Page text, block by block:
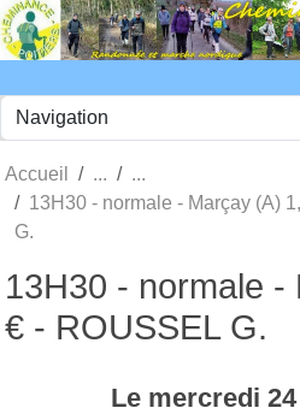
Accueil
13H30 - normale - Marçay (A)
G.
13H30 - normale -
€ - ROUSSEL G.
Le mercredi 24
Panneau de gestion des cookies